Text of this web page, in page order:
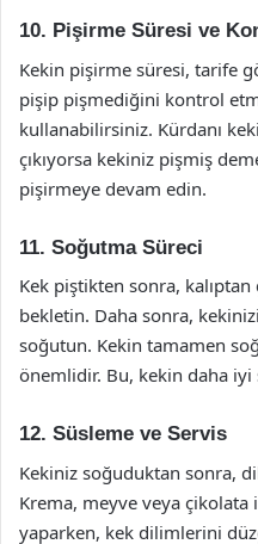
10. Pişirme Süresi ve
Kekin pişirme süresi, tarife
pişip pişmediğini kontrol
kullanabilirsiniz. Kürdanı
çıkıyorsa kekiniz pişmiş
pişirmeye devam edin.
11. Soğutma Süreci
Kek piştikten sonra,
bekletin. Daha sonra,
soğutun. Kekin tamamen
önemlidir. Bu, kekin daha iyi
12. Süsleme ve Servis
Kekiniz soğuduktan sonra,
Krema, meyve veya
yaparken, kek dilimlerini